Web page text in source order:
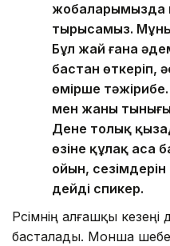
жобаларымызда
тырысамыз.
Бұл жай ғана
бастан өткеріп,
өміршең
мен жаны
Дене толық
өзіне құлақ аса
ойын, сезімдерін
дейді спикер.
Рәсімнің алғашқы
басталады. Монша